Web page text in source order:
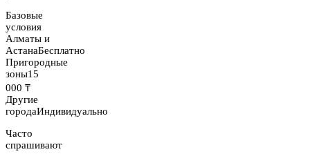
Базовые
условия
Алматы и
АстанаБесплатно
Пригородные
зоны15
000 ₸
Другие
городаИндивидуально
Часто
спрашивают